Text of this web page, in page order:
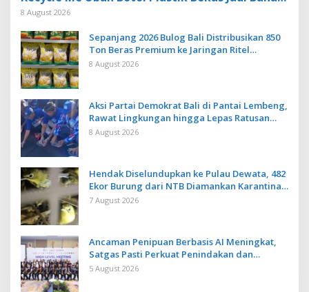
Baku Baru
8 August 2026
Sepanjang 2026 Bulog Bali Distribusikan 850
Ton Beras Premium ke Jaringan Ritel
Moderen
8 August 2026
Aksi Partai Demokrat Bali di Pantai Lembeng,
Rawat Lingkungan hingga Lepas Ratusan
Tukik Bedawang Nala
8 August 2026
Hendak Diselundupkan ke Pulau Dewata, 482
Ekor Burung dari NTB Diamankan Karantina
Bali
7 August 2026
Ancaman Penipuan Berbasis AI Meningkat,
Satgas Pasti Perkuat Penindakan dan
Pengembangan Aplikasi Anti Penipuan
5 August 2026